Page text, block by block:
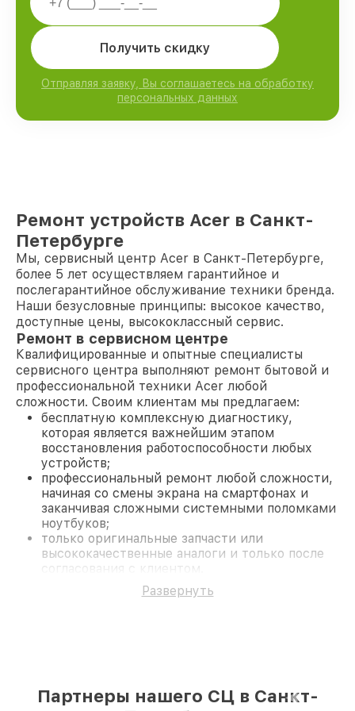
Получить скидку
Отправляя заявку, Вы соглашаетесь на обработку
персональных данных
Ремонт устройств Acer в Санкт-
Петербурге
Мы, сервисный центр Acer в Санкт-Петербурге,
более 5 лет осуществляем гарантийное и
послегарантийное обслуживание техники бренда.
Наши безусловные принципы: высокое качество,
доступные цены, высококлассный сервис.
Ремонт в сервисном центре
Квалифицированные и опытные специалисты
сервисного центра выполняют ремонт бытовой и
профессиональной техники Acer любой
сложности. Своим клиентам мы предлагаем:
бесплатную комплексную диагностику,
которая является важнейшим этапом
восстановления работоспособности любых
устройств;
профессиональный ремонт любой сложности,
начиная со смены экрана на смартфонах и
заканчивая сложными системными поломками
ноутбуков;
только оригинальные запчасти или
высококачественные аналоги и только после
согласования с клиентом.
На все работы и замененные комплектующие
предоставляется длительная гарантия. В случае
лучшие специалисты с многолетним опытом и
Развернуть
Партнеры нашего СЦ в Санкт-